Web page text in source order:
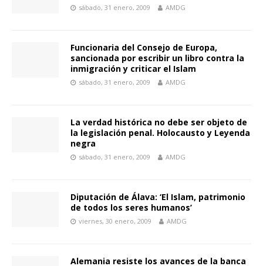
sábado, 31 enero, 2009 AMDG
Funcionaria del Consejo de Europa,
sancionada por escribir un libro contra la
inmigración y criticar el Islam
sábado, 31 enero, 2009 AMDG
La verdad histórica no debe ser objeto de
la legislación penal. Holocausto y Leyenda
negra
sábado, 31 enero, 2009 AMDG
Diputación de Álava: ‘El Islam, patrimonio
de todos los seres humanos’
viernes, 30 enero, 2009 AMDG
Alemania resiste los avances de la banca